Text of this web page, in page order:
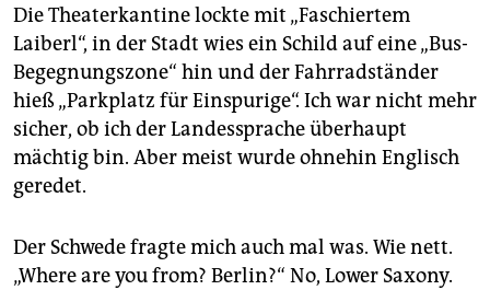
Die Theaterkantine lockte mit „Faschiertem
Laiberl“, in der Stadt wies ein Schild auf eine „Bus-
Begegnungszone“ hin und der Fahrradständer
hieß „Parkplatz für Einspurige“. Ich war nicht mehr
sicher, ob ich der Landessprache überhaupt
mächtig bin. Aber meist wurde ohnehin Englisch
geredet.
Der Schwede fragte mich auch mal was. Wie nett.
„Where are you from? Berlin?“ No, Lower Saxony.